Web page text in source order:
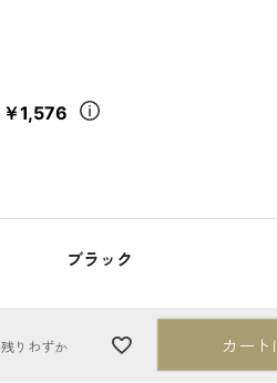
￥1,576
ブラック
残りわずか カート